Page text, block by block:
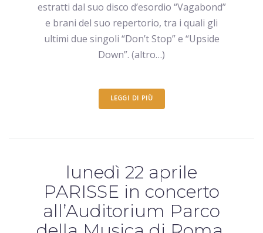
estratti dal suo disco d’esordio “Vagabond”
e brani del suo repertorio, tra i quali gli
ultimi due singoli “Don’t Stop” e “Upside
Down”. (altro…)
LEGGI DI PIÙ
lunedì 22 aprile
PARISSE in concerto
all’Auditorium Parco